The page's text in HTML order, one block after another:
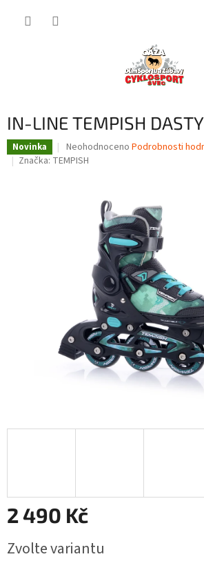
IN-LINE TEMPISH DASTY
Novinka
Průměrné
hodnocení
hvězdiček.
Neohodnoceno Podrobnosti
Značka: TEMPISH
2 490 Kč
cena:
Zvolte variantu